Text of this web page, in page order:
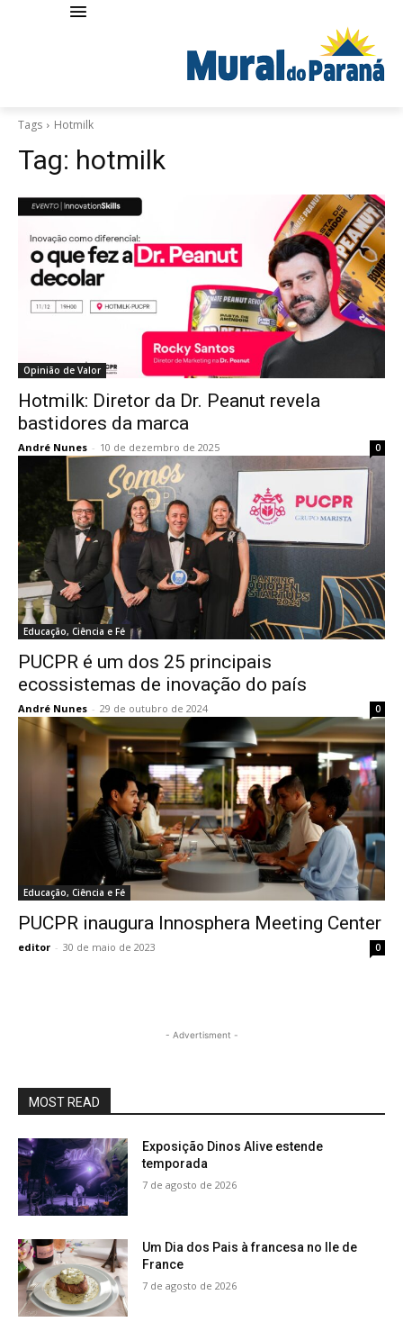
Tags Hotmilk
Tag: hotmilk
Opinião de Valor
Hotmilk: Diretor da Dr. Peanut revela
bastidores da marca
André Nunes - 10 de dezembro de 2025 0
Educação, Ciência e Fé
PUCPR é um dos 25 principais
ecossistemas de inovação do país
André Nunes - 29 de outubro de 2024 0
Educação, Ciência e Fé
PUCPR inaugura Innosphera Meeting Center
editor - 30 de maio de 2023 0
- Advertisment -
MOST READ
Exposição Dinos Alive estende
temporada
7 de agosto de 2026
Um Dia dos Pais à francesa no Ile de
France
7 de agosto de 2026